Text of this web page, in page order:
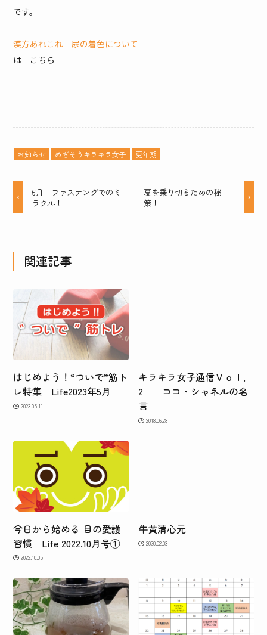
です。
漢方あれこれ 尿の着色について
は こちら
お知らせ めざそうキラキラ女子 更年期
6月 ファステングでのミ
ラクル！
夏を乗り切るための秘
策！
関連記事
はじめよう！“ついで”筋ト
レ特集 Life2023年5月
2023.05.11
キラキラ女子通信Ｖｏｌ．
2 ココ・シャネルの名
言
2018.06.28
今日から始める 目の愛護
習慣 Life 2022.10月号①
2022.10.05
牛黄清心元
2020.02.03